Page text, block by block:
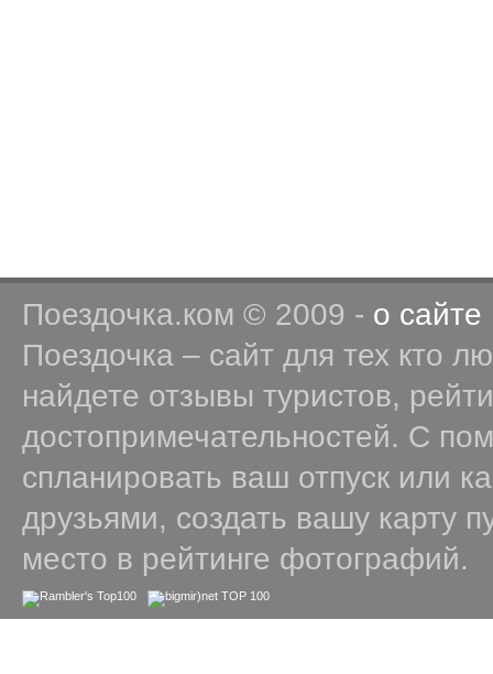
Поездочка.ком © 2009 - о сайте
Поездочка – сайт для тех кто
найдете отзывы туристов,
достопримечательностей. С
спланировать ваш отпуск или
друзьями, создать вашу карту
место в рейтинге фотографий.